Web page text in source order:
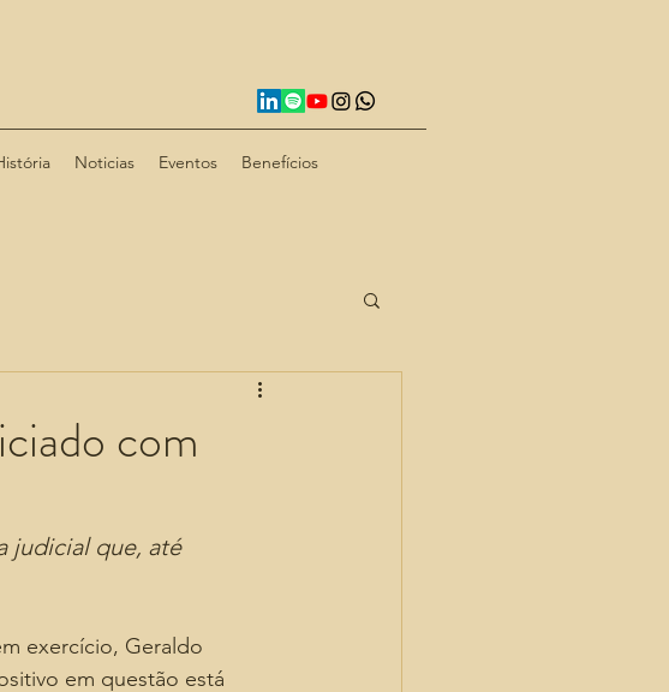
Noticias Eventos Benefícios
com
judicial que, até
exercício, Geraldo
em questão está